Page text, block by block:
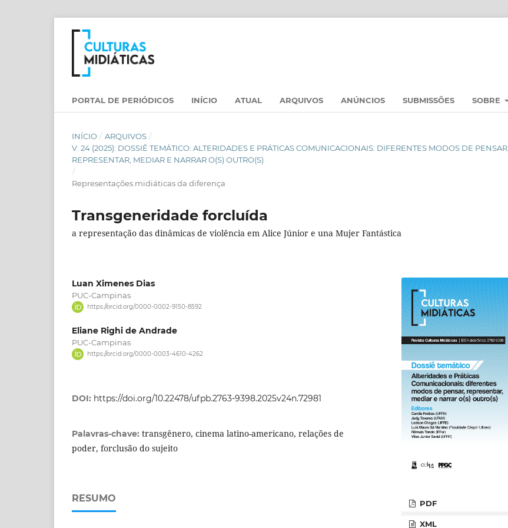
PORTAL DE PERIÓDICOS INÍCIO ATUAL ARQUIVOS ANÚNCIOS SUBMISSÕES SOBRE
INÍCIO / ARQUIVOS /
V. 24 (2025): DOSSIÊ TEMÁTICO: ALTERIDADES E PRÁTICAS COMUNICACIONAIS: DIFERENTES MODOS DE PENSAR,
REPRESENTAR, MEDIAR E NARRAR O(S) OUTRO(S)
/
Representações midiáticas da diferença
Transgeneridade forcluída
a representação das dinâmicas de violência em Alice Júnior e una Mujer Fantástica
Luan Ximenes Dias
PUC-Campinas
https://orcid.org/0000-0002-9150-8592
Eliane Righi de Andrade
PUC-Campinas
https://orcid.org/0000-0003-4610-4262
DOI: https://doi.org/10.22478/ufpb.2763-9398.2025v24n.72981
Palavras-chave: transgênero, cinema latino-americano, relações de
poder, forclusão do sujeito
RESUMO PDF
XML